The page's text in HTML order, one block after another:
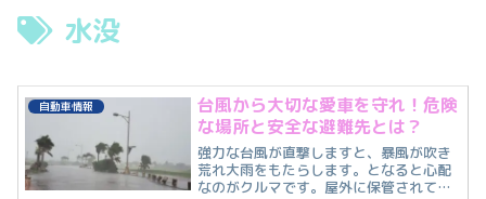
水没
自動車情報
台風から大切な愛車を守れ！危険
な場所と安全な避難先とは？
強力な台風が直撃しますと、暴風が吹き
荒れ大雨をもたらします。となると心配
なのがクルマです。屋外に保管されてい